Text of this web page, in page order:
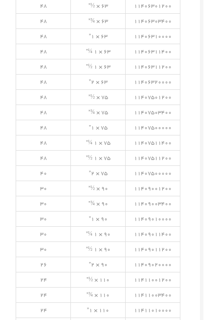
11406301200
63 × ½”
48
11406303400
63 × ¾”
48
11406310000
63 × 1”
48
11406311400
63 × 1 ¼”
48
11406311200
63 × 1 ½”
48
11406320000
63 × 2”
48
11407501200
75 × ½”
48
11407503400
75 × ¾”
48
11407500000
75 × 1”
48
11407511400
75 × 1 ¼”
48
11407511200
75 × 1 ½”
48
11407500000
75 × 2”
40
11409001200
90 × ½”
30
11409003400
90 × ¾”
30
11409010000
90 × 1”
30
11409011400
90 × 1 ¼”
30
11409011200
90 × 1 ½”
30
11409020000
90 × 2”
26
11411001200
110 × ½”
24
11411003400
110 × ¾”
24
11411010000
110 × 1”
24